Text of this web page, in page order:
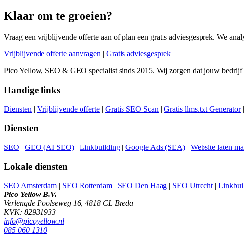
Klaar om te groeien?
Vraag een vrijblijvende offerte aan of plan een gratis adviesgesprek. We
Vrijblijvende offerte aanvragen | Gratis adviesgesprek
Pico Yellow, SEO & GEO specialist sinds 2015. Wij zorgen dat jouw
Handige links
Diensten | Vrijblijvende offerte | Gratis SEO Scan | Gratis llms.txt Generator|
Diensten
SEO | GEO (AI SEO) | Linkbuilding | Google Ads (SEA) | Website laten
Lokale diensten
SEO Amsterdam | SEO Rotterdam | SEO Den Haag | SEO Utrecht|
Pico Yellow B.V.
Verlengde Poolseweg 16, 4818 CL Breda
KVK: 82931933
info@picoyellow.nl
085 060 1310